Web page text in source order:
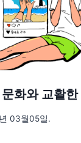
화와 교활
03월05일.